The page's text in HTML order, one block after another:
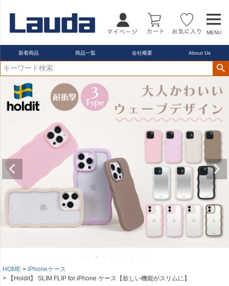
MENU
新着商品 商品一覧 会社概要 About Us
HOME
iPhoneケース
【Holdit】 SLIM FLIP for iPhone ケース【欲しい機能がスリムに】